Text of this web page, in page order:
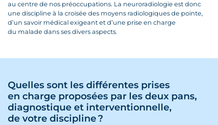
au centre de nos préoccupations. La neuroradiologie est donc
une discipline à la croisée des moyens radiologiques de pointe,
d’un savoir médical exigeant et d’une prise en charge
du malade dans ses divers aspects.
Quelles sont les différentes prises
en charge proposées par les deux pans,
diagnostique et interventionnelle,
de votre discipline ?